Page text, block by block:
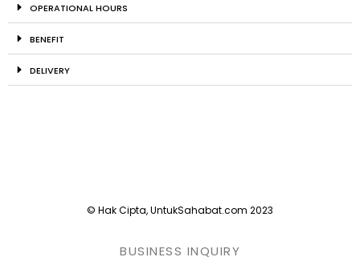
OPERATIONAL HOURS
BENEFIT
DELIVERY
© Hak Cipta, UntukSahabat.com 2023
BUSINESS INQUIRY